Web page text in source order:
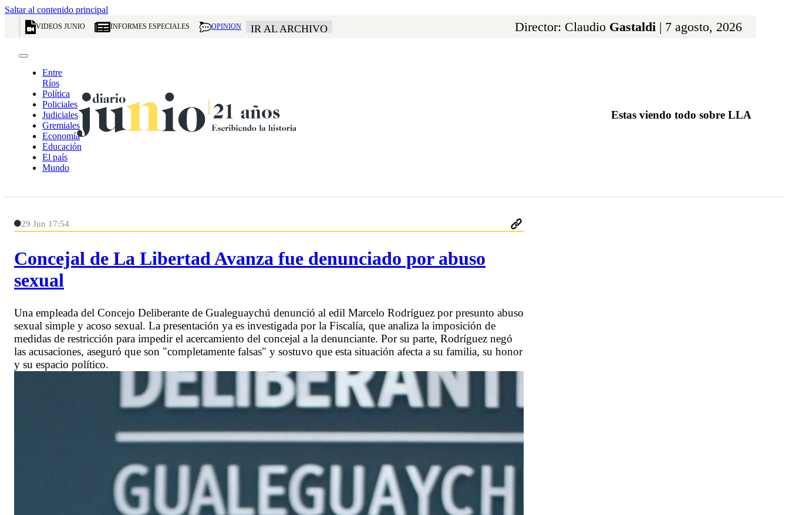
Saltar al contenido principal
VIDEOS JUNIO INFORMES ESPECIALES OPINION IR AL ARCHIVO Director: Claudio Gastaldi | 7 agosto, 2026
Entre
Ríos
Política
Policiales
Judiciales
Gremiales
Economía
Educación
El país
Mundo
Estas viendo todo sobre LLA
29 Jun 17:54
Concejal de La Libertad Avanza fue denunciado por abuso
sexual
Una empleada del Concejo Deliberante de Gualeguaychú denunció al edil Marcelo Rodríguez por presunto abuso
sexual simple y acoso sexual. La presentación ya es investigada por la Fiscalía, que analiza la imposición de
medidas de restricción para impedir el acercamiento del concejal a la denunciante. Por su parte, Rodríguez negó
las acusaciones, aseguró que son "completamente falsas" y sostuvo que esta situación afecta a su familia, su honor
y su espacio político.